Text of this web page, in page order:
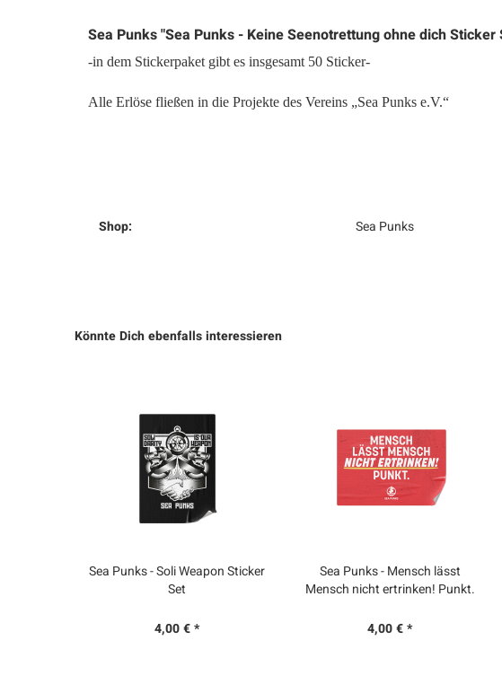
Sea Punks "Sea Punks - Keine Seenotrettung ohne dich Sticker
-in dem Stickerpaket gibt es insgesamt 50 Sticker-
Alle Erlöse fließen in die Projekte des Vereins „Sea Punks e.V.“
Shop: Sea Punks
Könnte Dich ebenfalls interessieren
Sea Punks - Soli Weapon Sticker
Set
4,00 € *
Sea Punks - Mensch lässt
Mensch nicht ertrinken! Punkt.
4,00 € *